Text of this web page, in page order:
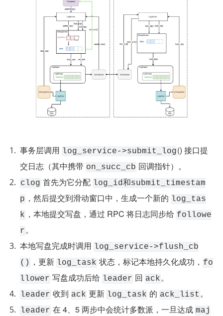
事务层调用 log_service->submit_log() 接口提
交日志（其中携带 on_succ_cb 回调指针）。
clog 首先为它分配 log_id和submit_timestam
p ，然后提交到滑动窗口中，生成一个新的 log_tas
k ，本地提交写盘，通过 RPC 将日志同步给 followe
r。
本地写盘完成时调用 log_service->flush_cb
()
，更新 log_task 状态，标记本地持久化成功， fo
llower 写盘成功后给 leader 回 ack。
leader 收到 ack 更新 log_task 的 ack_list 。
leader 在 4、5 两步中会统计多数派，一旦达成 maj